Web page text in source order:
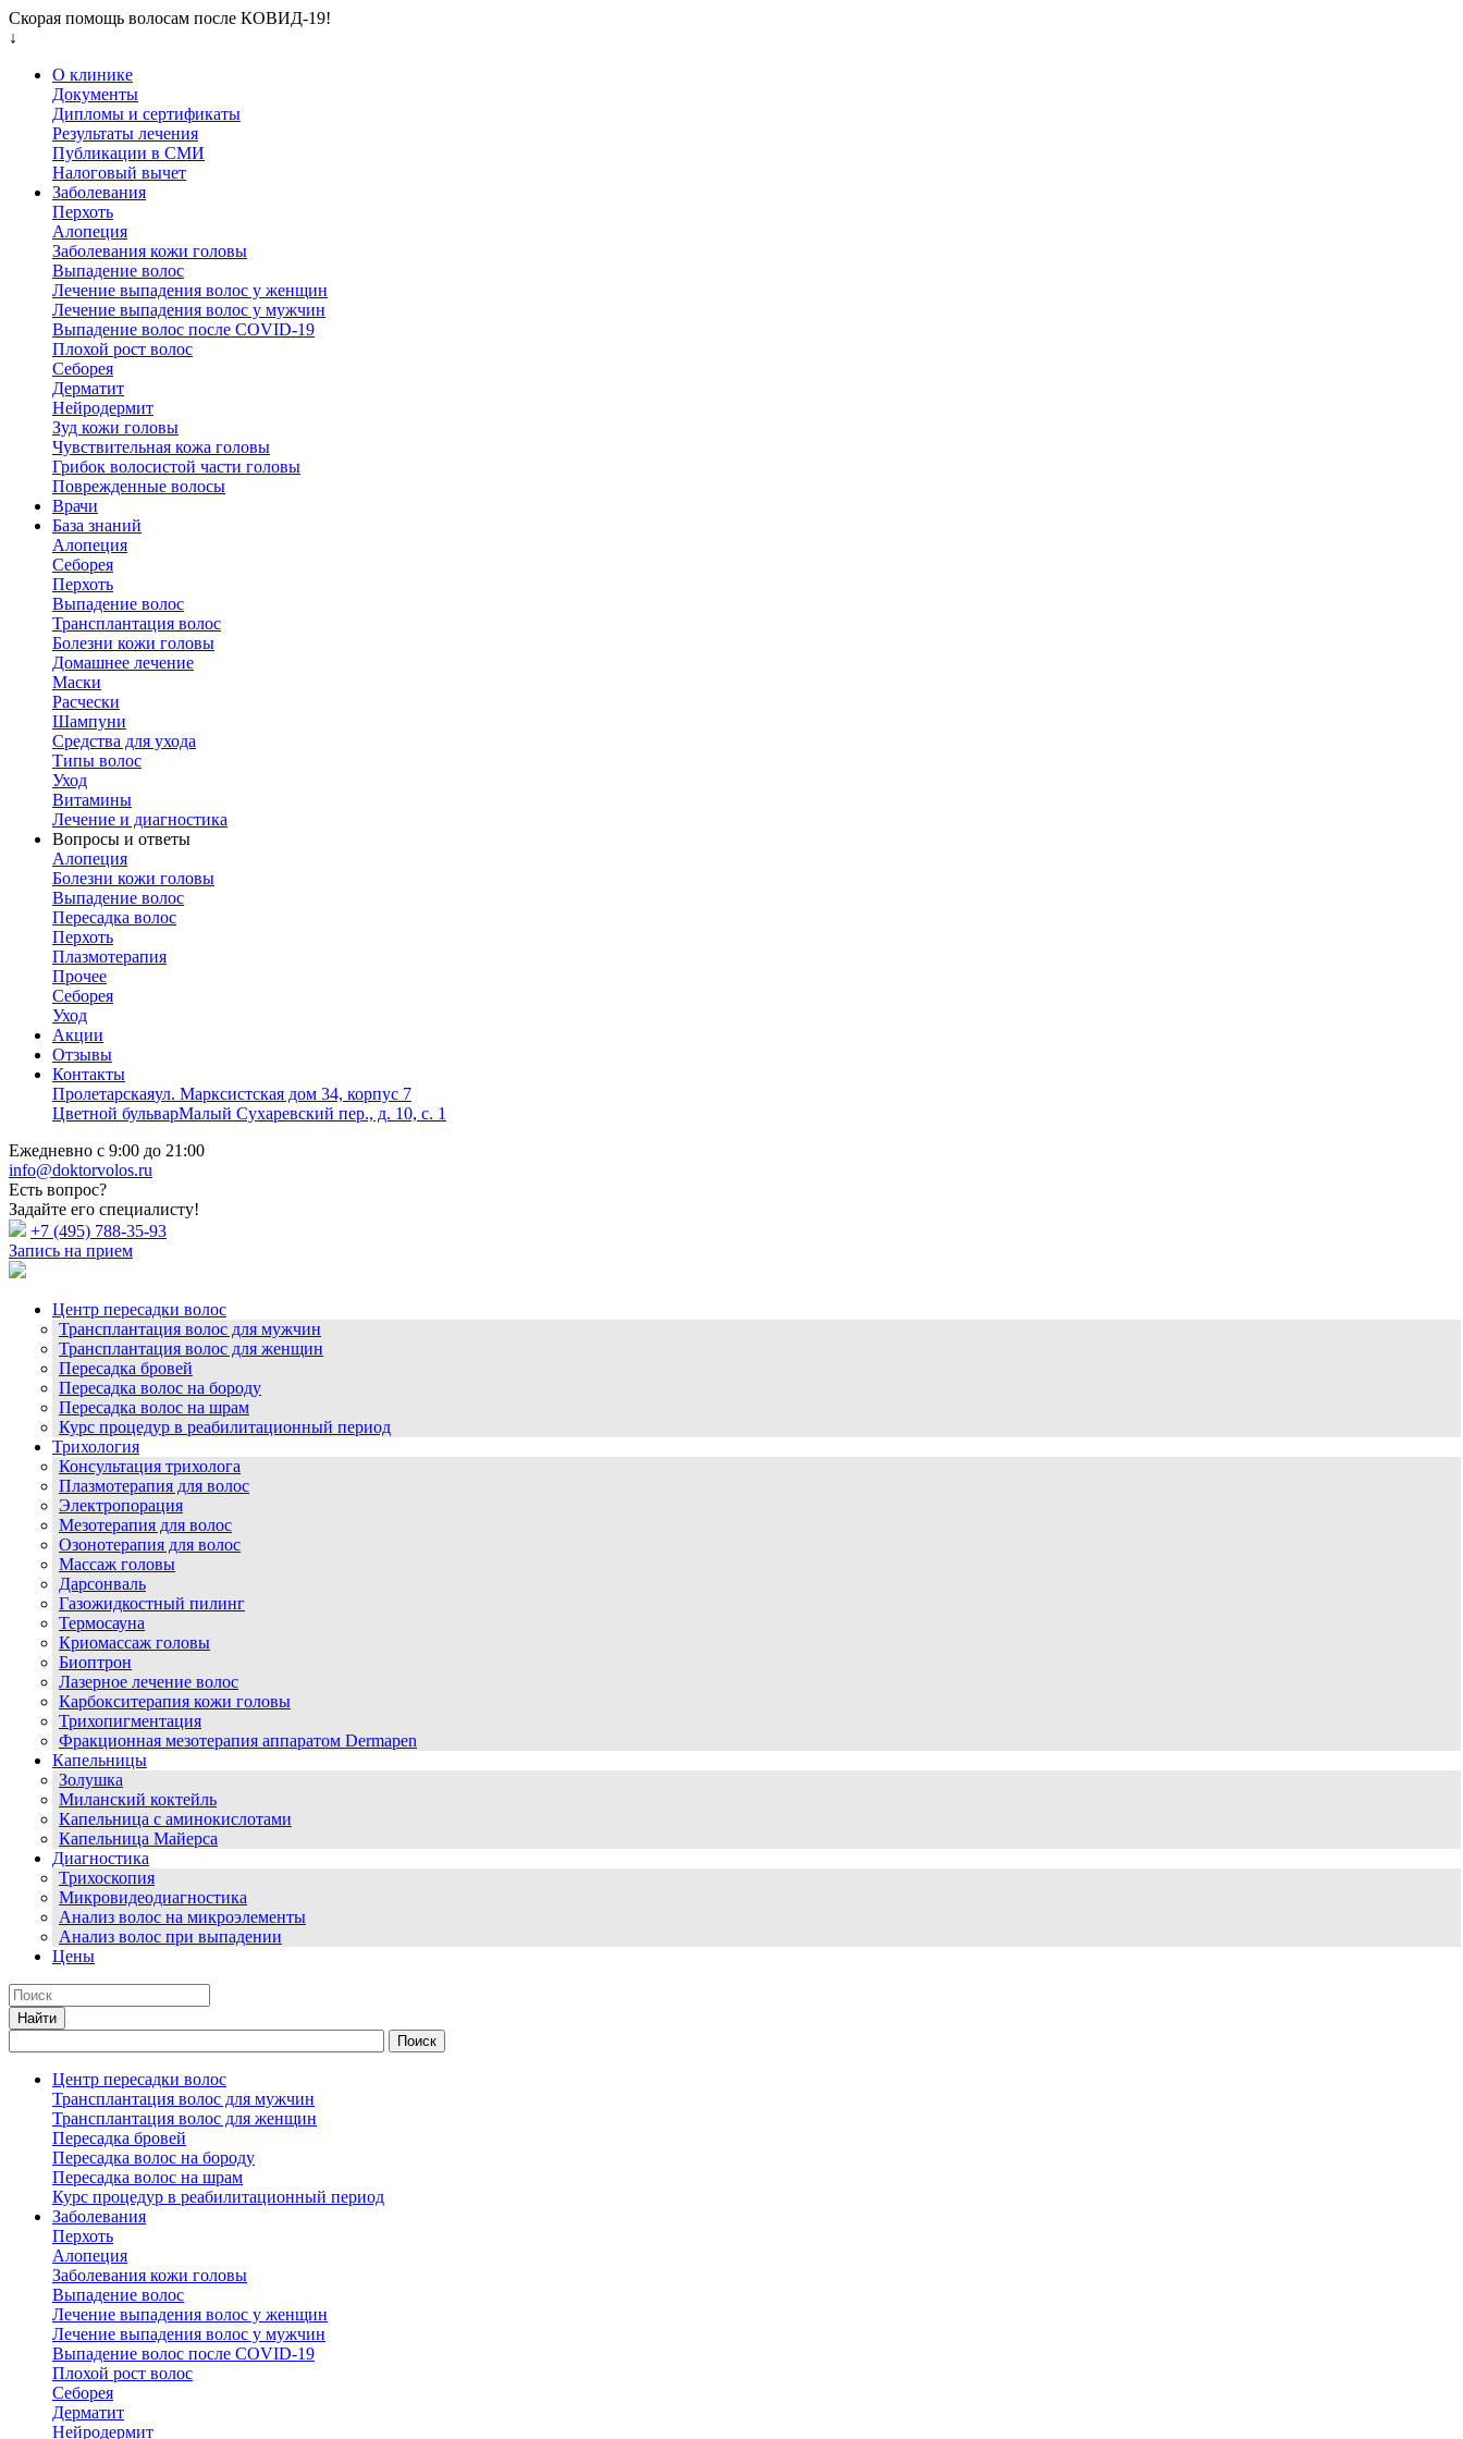
Скорая помощь волосам после КОВИД-19!
↓
О клинике
Документы
Дипломы и сертификаты
Результаты лечения
Публикации в СМИ
Налоговый вычет
Заболевания
Перхоть
Алопеция
Заболевания кожи головы
Выпадение волос
Лечение выпадения волос у женщин
Лечение выпадения волос у мужчин
Выпадение волос после COVID-19
Плохой рост волос
Cеборея
Дерматит
Нейродермит
Зуд кожи головы
Чувствительная кожа головы
Грибок волосистой части головы
Поврежденные волосы
Врачи
База знаний
Алопеция
Себорея
Перхоть
Выпадение волос
Трансплантация волос
Болезни кожи головы
Домашнее лечение
Маски
Расчески
Шампуни
Средства для ухода
Типы волос
Уход
Витамины
Лечение и диагностика
Вопросы и ответы
Алопеция
Болезни кожи головы
Выпадение волос
Пересадка волос
Перхоть
Плазмотерапия
Прочее
Себорея
Уход
Акции
Отзывы
Контакты
Пролетарскаяул. Марксистская дом 34, корпус 7
Цветной бульварМалый Сухаревский пер., д. 10, с. 1
Ежедневно с 9:00 до 21:00
info@doktorvolos.ru
Есть вопрос?
Задайте его специалисту!
+7 (495) 788-35-93
Запись на прием
Центр пересадки волос
Трансплантация волос для мужчин
Трансплантация волос для женщин
Пересадка бровей
Пересадка волос на бороду
Пересадка волос на шрам
Курс процедур в реабилитационный период
Трихология
Консультация трихолога
Плазмотерапия для волос
Электропорация
Мезотерапия для волос
Озонотерапия для волос
Массаж головы
Дарсонваль
Газожидкостный пилинг
Термосауна
Криомассаж головы
Биоптрон
Лазерное лечение волос
Карбокситерапия кожи головы
Трихопигментация
Фракционная мезотерапия аппаратом Dermapen
Капельницы
Золушка
Миланский коктейль
Капельница с аминокислотами
Капельница Майерса
Диагностика
Трихоскопия
Микровидеодиагностика
Анализ волос на микроэлементы
Анализ волос при выпадении
Цены
Центр пересадки волос
Трансплантация волос для мужчин
Трансплантация волос для женщин
Пересадка бровей
Пересадка волос на бороду
Пересадка волос на шрам
Курс процедур в реабилитационный период
Заболевания
Перхоть
Алопеция
Заболевания кожи головы
Выпадение волос
Лечение выпадения волос у женщин
Лечение выпадения волос у мужчин
Выпадение волос после COVID-19
Плохой рост волос
Cеборея
Дерматит
Нейродермит